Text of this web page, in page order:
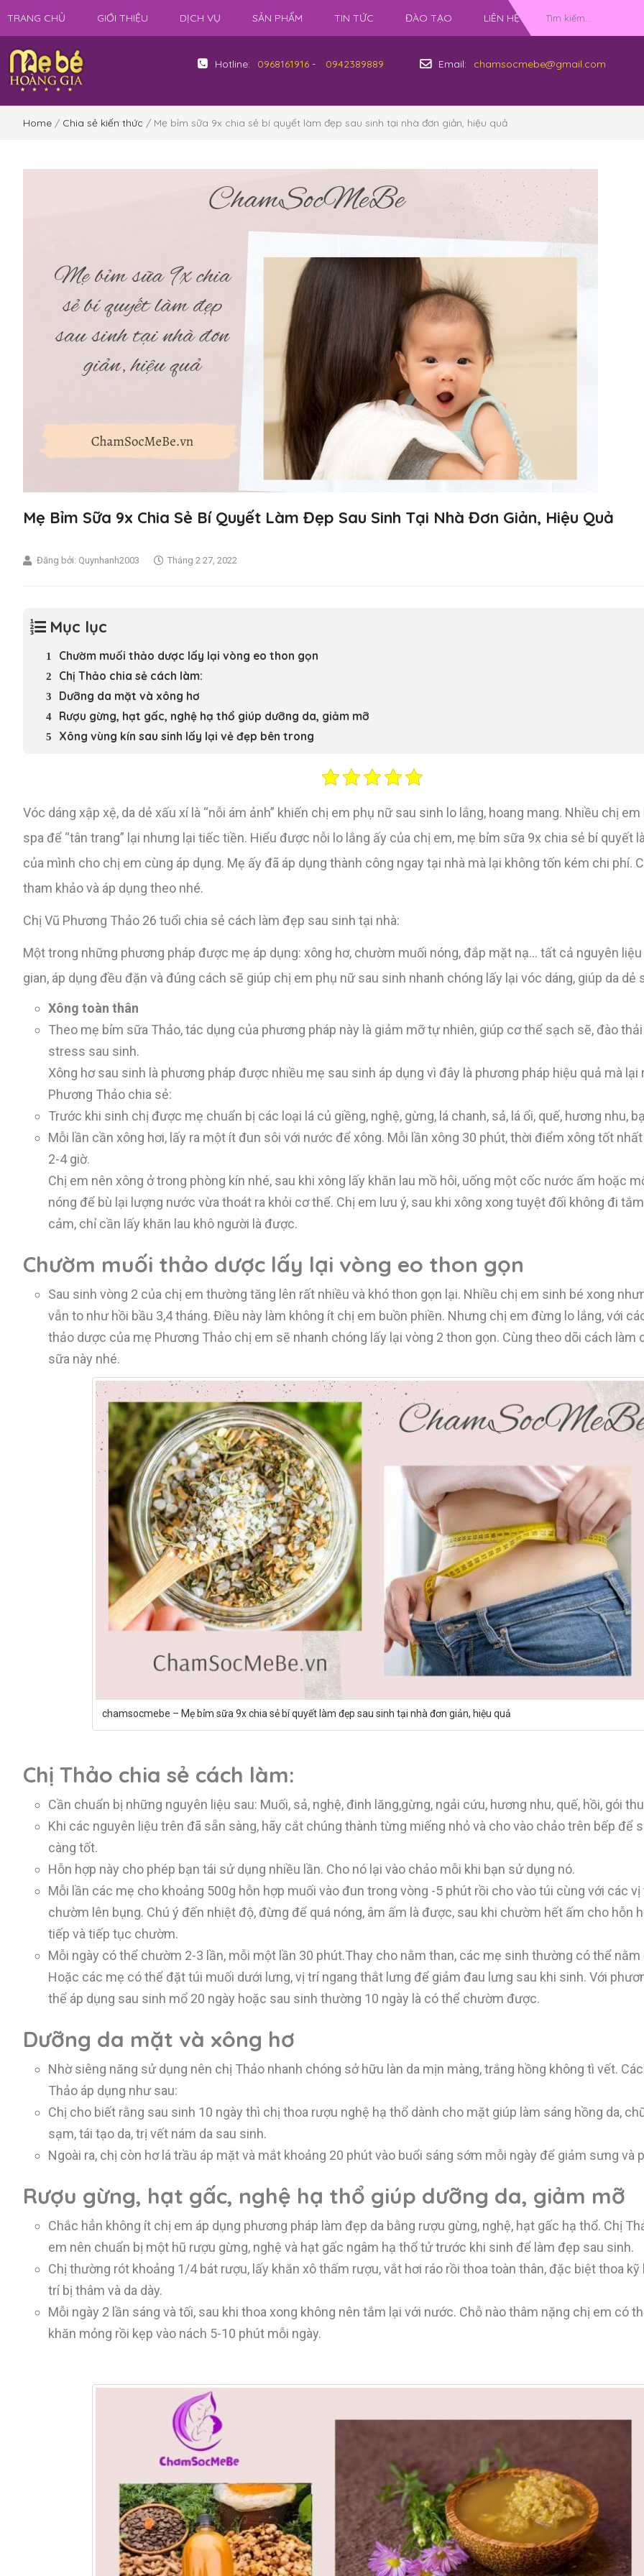
TRANG CHỦ GIỚI THIỆU DỊCH VỤ SẢN PHẨM TIN TỨC ĐÀO TẠO LIÊN HỆ
Hotline: 0968161916- 0942389889 Email: chamsocmebe@gmail.com
Home / Chia sẻ kiến thức / Mẹ bỉm sữa 9x chia sẻ bí quyết làm đẹp sau sinh tại nhà đơn giản, hiệu quả
Mẹ Bỉm Sữa 9x Chia Sẻ Bí Quyết Làm Đẹp Sau Sinh Tại Nhà Đơn Giản, Hiệu Quả
Đăng bởi: Quynhanh2003 Tháng 2 27, 2022
Mục lục
Chườm muối thảo dược lấy lại vòng eo thon gọn
Chị Thảo chia sẻ cách làm:
Dưỡng da mặt và xông hơ
Rượu gừng, hạt gấc, nghệ hạ thổ giúp dưỡng da, giảm mỡ
Xông vùng kín sau sinh lấy lại vẻ đẹp bên trong
Vóc dáng xập xệ, da dẻ xấu xí là “nỗi ám ảnh” khiến chị em phụ nữ sau sinh lo lắng, hoang mang. Nhiều chị
spa để “tân trang” lại nhưng lại tiếc tiền. Hiểu được nỗi lo lắng ấy của chị em, mẹ bỉm sữa 9x chia sẻ bí quyết
của mình cho chị em cùng áp dụng. Mẹ ấy đã áp dụng thành công ngay tại nhà mà lại không tốn kém chi phí.
tham khảo và áp dụng theo nhé.
Chị Vũ Phương Thảo 26 tuổi chia sẻ cách làm đẹp sau sinh tại nhà:
Một trong những phương pháp được mẹ áp dụng: xông hơ, chườm muối nóng, đắp mặt nạ… tất cả nguyên liệu
gian, áp dụng đều đặn và đúng cách sẽ giúp chị em phụ nữ sau sinh nhanh chóng lấy lại vóc dáng, giúp da dẻ
Xông toàn thân
Theo mẹ bỉm sữa Thảo, tác dụng của phương pháp này là giảm mỡ tự nhiên, giúp cơ thể sạch sẽ, đào
stress sau sinh.
Xông hơ sau sinh là phương pháp được nhiều mẹ sau sinh áp dụng vì đây là phương pháp hiệu quả mà lại
Phương Thảo chia sẻ:
Trước khi sinh chị được mẹ chuẩn bị các loại lá củ giềng, nghệ, gừng, lá chanh, sả, lá ổi, quế, hương nhu,
Mỗi lần cần xông hơi, lấy ra một ít đun sôi với nước để xông. Mỗi lần xông 30 phút, thời điểm xông tốt
2-4 giờ.
Chị em nên xông ở trong phòng kín nhé, sau khi xông lấy khăn lau mồ hôi, uống một cốc nước ấm hoặc
nóng để bù lại lượng nước vừa thoát ra khỏi cơ thể. Chị em lưu ý, sau khi xông xong tuyệt đối không đi
cảm, chỉ cần lấy khăn lau khô người là được.
Chườm muối thảo dược lấy lại vòng eo thon gọn
Sau sinh vòng 2 của chị em thường tăng lên rất nhiều và khó thon gọn lại. Nhiều chị em sinh bé xong
vẫn to như hồi bầu 3,4 tháng. Điều này làm không ít chị em buồn phiền. Nhưng chị em đừng lo lắng, với
thảo dược của mẹ Phương Thảo chị em sẽ nhanh chóng lấy lại vòng 2 thon gọn. Cùng theo dõi cách làm
sữa này nhé.
chamsocmebe – Mẹ bỉm sữa 9x chia sẻ bí quyết làm đẹp sau sinh tại nhà đơn giản, hiệu quả
Chị Thảo chia sẻ cách làm:
Cần chuẩn bị những nguyên liệu sau: Muối, sả, nghệ, đinh lăng,gừng, ngải cứu, hương nhu, quế, hồi, gói
Khi các nguyên liệu trên đã sẵn sàng, hãy cắt chúng thành từng miếng nhỏ và cho vào chảo trên bếp để
càng tốt.
Hỗn hợp này cho phép bạn tái sử dụng nhiều lần. Cho nó lại vào chảo mỗi khi bạn sử dụng nó.
Mỗi lần các mẹ cho khoảng 500g hỗn hợp muối vào đun trong vòng -5 phút rồi cho vào túi cùng với các
chườm lên bụng. Chú ý đến nhiệt độ, đừng để quá nóng, âm ấm là được, sau khi chườm hết ấm cho hỗn
tiếp và tiếp tục chườm.
Mỗi ngày có thể chườm 2-3 lần, mỗi một lần 30 phút.Thay cho nằm than, các mẹ sinh thường có thể nằm
Hoặc các mẹ có thể đặt túi muối dưới lưng, vị trí ngang thắt lưng để giảm đau lưng sau khi sinh. Với
thể áp dụng sau sinh mổ 20 ngày hoặc sau sinh thường 10 ngày là có thể chườm được.
Dưỡng da mặt và xông hơ
Nhờ siêng năng sử dụng nên chị Thảo nhanh chóng sở hữu làn da mịn màng, trắng hồng không tì vết.
Thảo áp dụng như sau:
Chị cho biết rằng sau sinh 10 ngày thì chị thoa rượu nghệ hạ thổ dành cho mặt giúp làm sáng hồng da,
sạm, tái tạo da, trị vết nám da sau sinh.
Ngoài ra, chị còn hơ lá trầu áp mặt và mắt khoảng 20 phút vào buổi sáng sớm mỗi ngày để giảm sưng và
Rượu gừng, hạt gấc, nghệ hạ thổ giúp dưỡng da, giảm mỡ
Chắc hẳn không ít chị em áp dụng phương pháp làm đẹp da bằng rượu gừng, nghệ, hạt gấc hạ thổ. Chị
em nên chuẩn bị một hũ rượu gừng, nghệ và hạt gấc ngâm hạ thổ tử trước khi sinh để làm đẹp sau sinh.
Chị thường rót khoảng 1/4 bát rượu, lấy khăn xô thấm rượu, vắt hơi ráo rồi thoa toàn thân, đặc biệt thoa kỹ
trí bị thâm và da dày.
Mỗi ngày 2 lần sáng và tối, sau khi thoa xong không nên tắm lại với nước. Chỗ nào thâm nặng chị em có
khăn mỏng rồi kẹp vào nách 5-10 phút mỗi ngày.